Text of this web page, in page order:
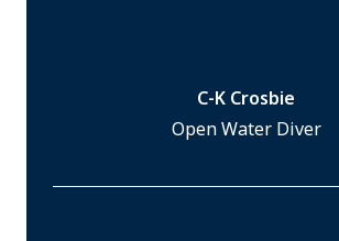
C-K Crosbie
Open Water Diver